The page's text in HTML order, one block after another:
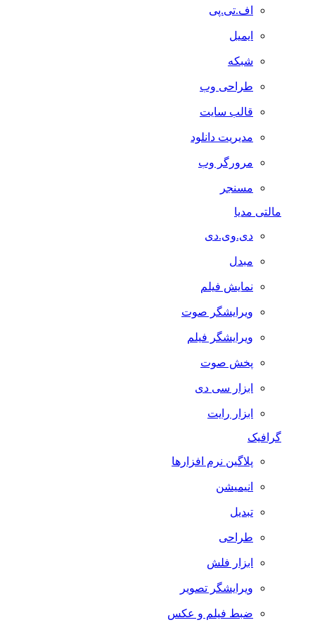
اف.تی.پی
ایمیل
شبکه
طراحی وب
قالب سایت
مدیریت دانلود
مرورگر وب
مسنجر
مالتی مدیا
دی.وی.دی
مبدل
نمایش فیلم
ویرایشگر صوت
ویرایشگر فیلم
پخش صوت
ابزار سی دی
ابزار رایت
گرافیک
پلاگین نرم افزارها
انیمیشن
تبدیل
طراحی
ابزار فلش
ویرایشگر تصویر
ضبط فيلم و عكس